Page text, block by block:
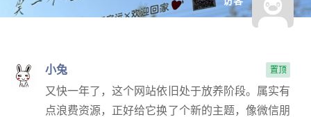
小兔 置顶
又快一年了，这个网站依旧处于放养阶段。属实有
点浪费资源，正好给它换了个新的主题，像微信朋